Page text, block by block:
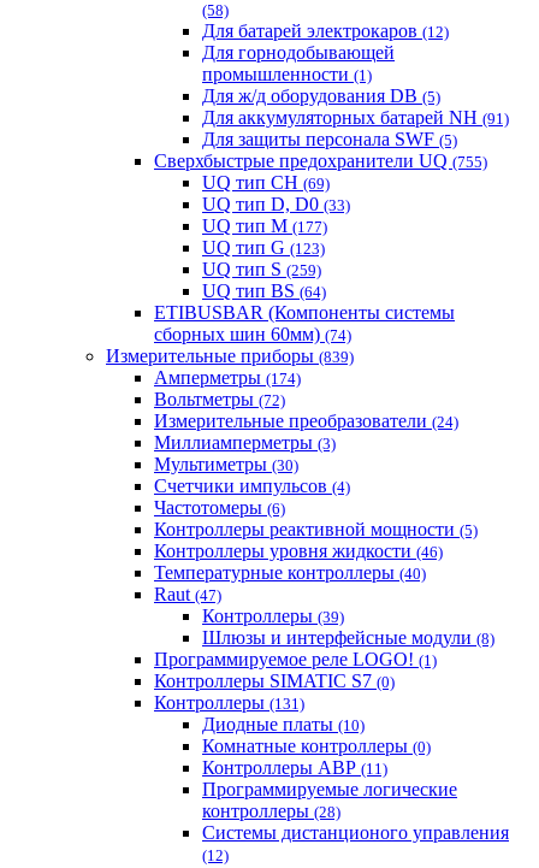
(58)
Для батарей электрокаров (12)
Для горнодобывающей
промышленности (1)
Для ж/д оборудования DB (5)
Для аккумуляторных батарей NH (91)
Для защиты персонала SWF (5)
Сверхбыстрые предохранители UQ (755)
UQ тип CH (69)
UQ тип D, D0 (33)
UQ тип M (177)
UQ тип G (123)
UQ тип S (259)
UQ тип BS (64)
ETIBUSBAR (Компоненты системы
сборных шин 60мм) (74)
Измерительные приборы (839)
Амперметры (174)
Вольтметры (72)
Измерительные преобразователи (24)
Миллиамперметры (3)
Мультиметры (30)
Счетчики импульсов (4)
Частотомеры (6)
Контроллеры реактивной мощности (5)
Контроллеры уровня жидкости (46)
Температурные контроллеры (40)
Raut (47)
Контроллеры (39)
Шлюзы и интерфейсные модули (8)
Программируемое реле LOGO! (1)
Контроллеры SIMATIC S7 (0)
Контроллеры (131)
Диодные платы (10)
Комнатные контроллеры (0)
Контроллеры АВР (11)
Программируемые логические
контроллеры (28)
Системы дистанционого управления
(12)